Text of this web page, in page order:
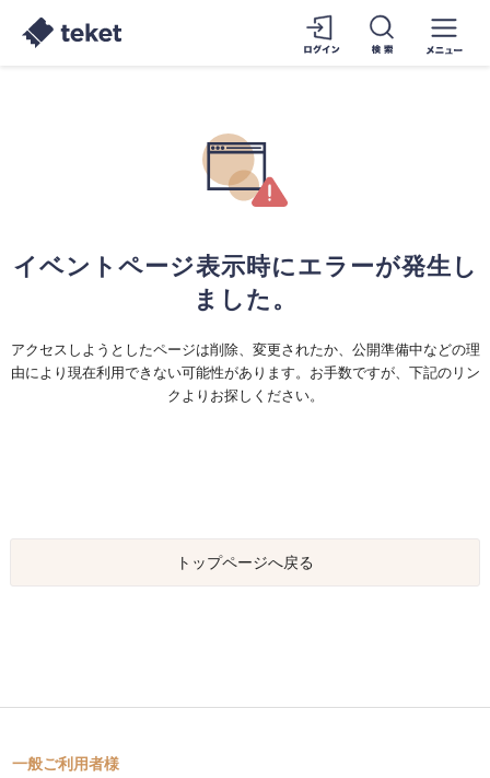
イベントページ表示時にエラーが発生し
ました。
アクセスしようとしたページは削除、変更されたか、公開準備中などの理
由により現在利用できない可能性があります。お手数ですが、下記のリン
クよりお探しください。
トップページへ戻る
一般ご利用者様